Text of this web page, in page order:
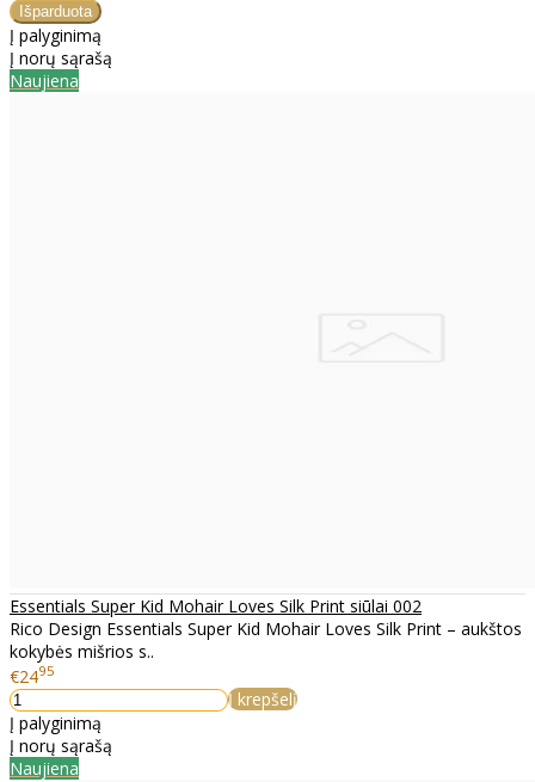
Į palyginimą
Į norų sąrašą
Naujiena
Essentials Super Kid Mohair Loves Silk Print siūlai 002
Rico Design Essentials Super Kid Mohair Loves Silk Print – aukštos
kokybės mišrios s..
€2495
Į krepšelį
Į palyginimą
Į norų sąrašą
Naujiena